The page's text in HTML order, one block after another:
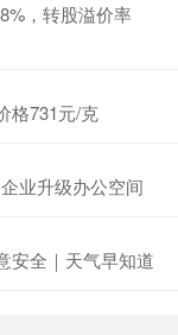
，转股溢价率
格731元/克
业升级办公空间
安全｜天气早知道